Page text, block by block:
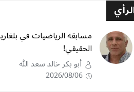
مسابقة الرياضيات في
الحقيقي!
أبو بكر خالد سعد الله
2026/08/06